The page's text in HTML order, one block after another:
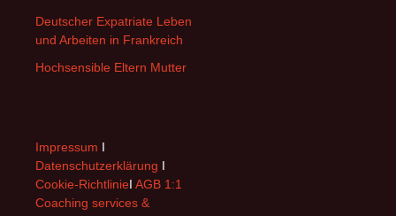
Deutscher Expatriate Leben
und Arbeiten in Frankreich
Hochsensible Eltern Mutter
Impressum I
Datenschutzerklärung I
Cookie-RichtlinieI AGB 1:1
Coaching services &